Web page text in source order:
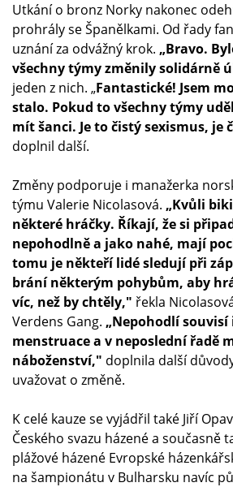
Utkání o bronz Norky nakonec
prohrály se Španělkami. Od řady
uznání za odvážný krok. „Bravo.
všechny týmy změnily solidárně
jeden z nich. „Fantastické! Jsem
stalo. Pokud to všechny týmy
mít šanci. Je to čistý sexismus, je
doplnil další.
Změny podporuje i manažerka
týmu Valerie Nicolasová. „Kvůli
některé hráčky. Říkají, že si
nepohodlně a jako nahé, mají
tomu je někteří lidé sledují při
brání některým pohybům, aby
víc, než by chtěly," řekla
Verdens Gang. „Nepohodlí souvisí
menstruace a v neposlední řadě
náboženství," doplnila další
uvažovat o změně.
K celé kauze se vyjádřil také Jiří
Českého svazu házené a současně
plážové házené Evropské
na šampionátu v Bulharsku navíc